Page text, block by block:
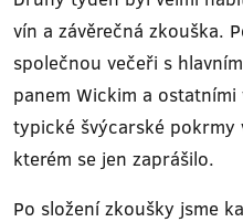
vín a závěrečná zkouška.
společnou večeři s
panem Wickim a
typické švýcarské pokrmy
kterém se jen zaprášilo.
Po složení zkoušky jsme